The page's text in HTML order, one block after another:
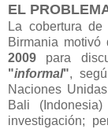
EL
La cobertura
Birmania
2009 para
"informal",
Naciones
Bali
investigación;